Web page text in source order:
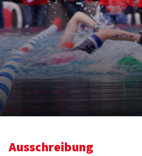
Ausschreibung